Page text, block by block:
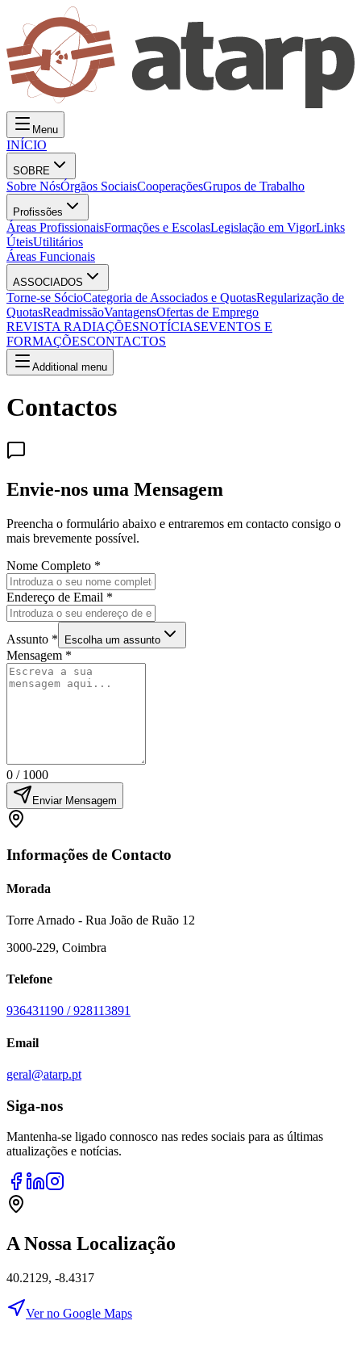
Menu
INÍCIO
SOBRE
Sobre NósÓrgãos SociaisCooperaçõesGrupos de Trabalho
Profissões
Áreas ProfissionaisFormações e EscolasLegislação em VigorLinks
ÚteisUtilitários
Áreas Funcionais
ASSOCIADOS
Torne-se SócioCategoria de Associados e QuotasRegularização de
QuotasReadmissãoVantagensOfertas de Emprego
REVISTA RADIAÇÕESNOTÍCIASEVENTOS E
FORMAÇÕESCONTACTOS
Additional menu
Contactos
Envie-nos uma Mensagem
Preencha o formulário abaixo e entraremos em contacto consigo o
mais brevemente possível.
Nome Completo *
Endereço de Email *
Assunto * Escolha um assunto
Mensagem *
0 / 1000
Enviar Mensagem
Informações de Contacto
Morada
Torre Arnado - Rua João de Ruão 12
3000-229, Coimbra
Telefone
936431190 / 928113891
Email
geral@atarp.pt
Siga-nos
Mantenha-se ligado connosco nas redes sociais para as últimas
atualizações e notícias.
A Nossa Localização
40.2129, -8.4317
Ver no Google Maps